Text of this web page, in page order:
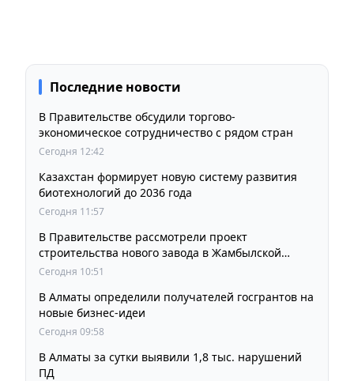
Последние новости
В Правительстве обсудили торгово-
экономическое сотрудничество с рядом стран
Сегодня 12:42
Казахстан формирует новую систему развития
биотехнологий до 2036 года
Сегодня 11:57
В Правительстве рассмотрели проект
строительства нового завода в Жамбылской
области
Сегодня 10:51
В Алматы определили получателей госгрантов на
новые бизнес-идеи
Сегодня 09:58
В Алматы за сутки выявили 1,8 тыс. нарушений
ПД